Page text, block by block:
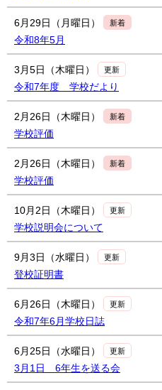
6月29日（月曜日） 新着
令和8年5月
3月5日（木曜日） 更新
令和7年度 学校だより
2月26日（木曜日） 新着
学校評価
2月26日（木曜日） 新着
学校評価
10月2日（木曜日） 更新
学校説明会について
9月3日（水曜日） 更新
登校証明書
6月26日（木曜日） 更新
令和7年6月学校日誌
6月25日（水曜日） 更新
3月1日 6年生を送る会